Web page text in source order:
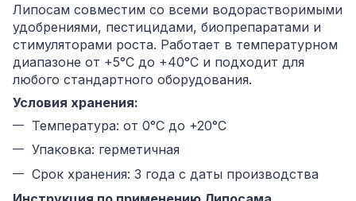
Липосам совместим со всеми водорастворимыми
удобрениями, пестицидами, биопрепаратами и
стимуляторами роста. Работает в температурном
диапазоне от +5°С до +40°С и подходит для
любого стандартного оборудования.
Условия хранения:
Температура: от 0°С до +20°С
Упаковка: герметичная
Срок хранения: 3 года с даты производства